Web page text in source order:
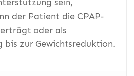
sein,
der Patient die CPAP-
oder als
bis zur Gewichtsreduktion.